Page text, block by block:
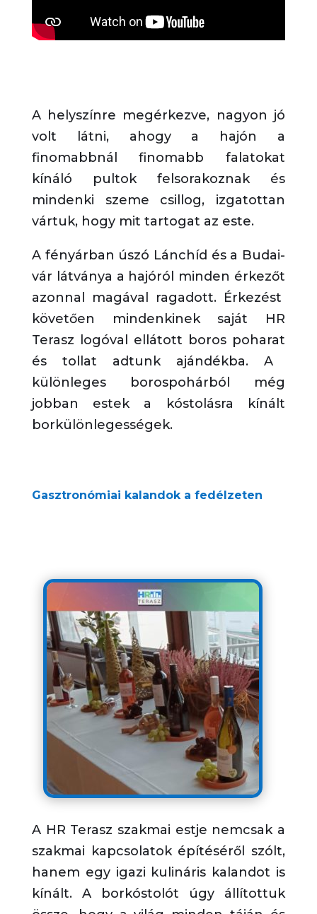
A helyszínre megérkezve, nagyon jó
volt látni, ahogy a hajón
a
finomabbnál finomabb falatokat
kínáló pultok felsorakoznak és
mindenki szeme csillog, izgatottan
vártuk, hogymit tartogat az este.
A fényárban úszó Lánchíd és a Budai-
vár látványa a hajóról minden érkezőt
azonnal magával ragadott. Érkezést
követően mindenkinek saját HR
Terasz logóval ellátott boros poharat
és tollat
adtunk ajándékba. A
különleges borospohárból még
jobban estek a kóstolásra kíná lt
borkülönlegességek.
Gasztronómiai kalandok a fedélzeten
A HR Terasz szakmai estje nemcsak a
szakmai kapcsolatok építéséről szólt,
hanem egy igazi kulináris kalandot is
kínált. A borkóstolót úgy állítottuk